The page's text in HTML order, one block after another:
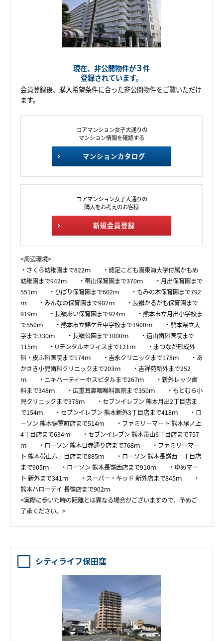
現在、非公開物件が3件
登録されています。
会員登録後、購入希望条件に合った非公開物件をご覧いただけ
ます。
コアマンション女子大通りの
マンション情報を確認する
マンションカタログ
コアマンション女子大通りの
購入をお考えのお客様
新規会員登録
<周辺環境>
・さくら幼稚園まで822ｍ ・認定こども園東海大学付属かもめ
幼稚園まで942ｍ ・帯山保育園まで370ｍ ・月出保育園まで
551ｍ ・ひばり保育園まで602ｍ ・もみの木保育園まで792
ｍ ・みんなの保育園まで902ｍ ・長嶺かるがも保育園まで
919ｍ ・長嶺あい保育園まで924ｍ ・熊本市立月出小学校ま
で550ｍ ・熊本市立錦ケ丘中学校まで1900ｍ ・熊本県立大
学まで330ｍ ・長嶺公園まで1000ｍ ・遠山歯科医院まで
115ｍ ・Uデンタルオフィスまで121ｍ ・まつなが形成外
科・皮ふ科医院まで174ｍ ・吉永クリニックまで178ｍ ・あ
かさき小児歯科クリニックまで203ｍ ・吉祥苑新外まで252
ｍ ・ニキハーティーホスピタルまで267ｍ ・新外レッツ歯
科まで348ｍ ・広重耳鼻咽喉科医院まで350ｍ ・もとむら小
児クリニックまで378ｍ ・セブンイレブン 熊本月出2丁目店ま
で154ｍ ・セブンイレブン 熊本新外3丁目店まで418ｍ ・ロ
ーソン 熊本健軍町店まで514ｍ ・ファミリーマート 熊本尾ノ上
4丁目店まで634ｍ ・セブンイレブン 熊本帯山6丁目店まで757
ｍ ・ローソン 熊本日赤通り店まで768ｍ ・ファミリーマー
ト 熊本帯山六丁目店まで885ｍ ・ローソン 熊本長嶺西一丁目店
まで905ｍ ・ローソン 熊本長嶺西店まで910ｍ ・ゆめマー
ト 新外まで341ｍ ・スーパー・キッド 新外店まで845ｍ ・
熊本ハローデイ 長嶺店まで902ｍ
<実際に歩いた時の距離とは異なる場合がございますので、予めご
了承ください。>
シティライフ保田窪